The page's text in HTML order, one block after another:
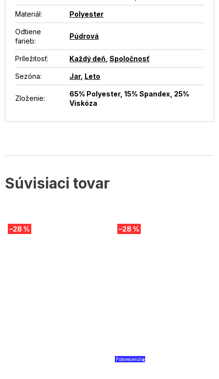
Súvisiaci tovar
–28 %
FotorecenziaSUMMER SALE -35% ?
–28 %
Materiál: Polyester
Odtiene
farieb:
Púdrová
Príležitosť: Každý deň Spoločnosť
Sezóna: Jar, Leto
Zloženie:
65% Polyester, 15% Spandex, 25%
Viskóza